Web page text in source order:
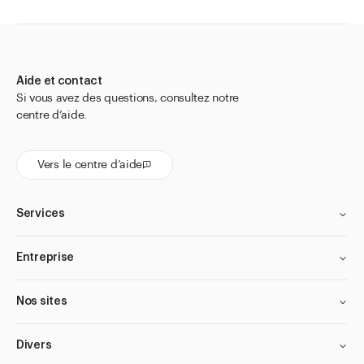
Fermetures en aluminium
Fermetures pour bouteille Air en PET
Fermetures pour sachets
Accessoires
Actualités
Centre d'aide
Aide et contact
Si vous avez des questions, consultez notre
centre d’aide.
Vers le centre d’aide
Services
Entreprise
Nos sites
Divers